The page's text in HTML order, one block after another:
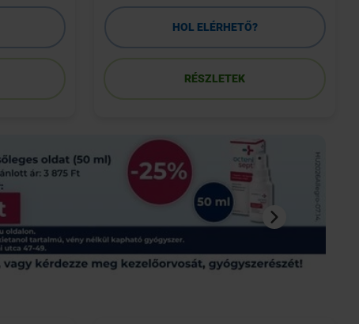
HOL ELÉRHETŐ?
RÉSZLETEK